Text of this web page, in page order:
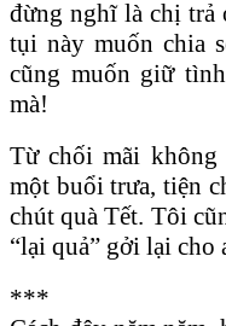
đừng nghĩ là chị trả
tụi này muốn chia
cũng muốn giữ
mà!
Từ chối mãi không
một buổi trưa, tiện
chút quà Tết. Tôi
“lại quả” gởi lại cho
***